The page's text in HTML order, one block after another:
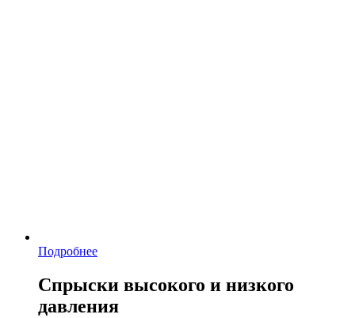
Подробнее
Спрыски высокого и низкого
давления